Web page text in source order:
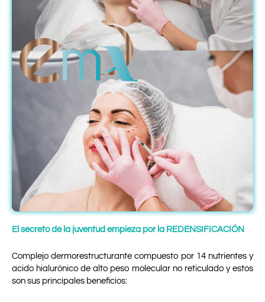
El secreto de la juventud empieza por la REDENSIFICACIÓN
Complejo dermorestructurante compuesto por 14 nutrientes y
acido hialurónico de alto peso molecular no reticulado y estos
son sus principales beneficios: